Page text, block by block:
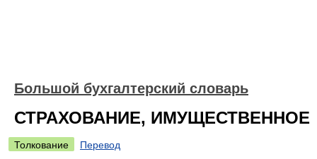
Большой бухгалтерский словарь
СТРАХОВАНИЕ, ИМУЩЕСТВЕННОЕ
Толкование
Перевод